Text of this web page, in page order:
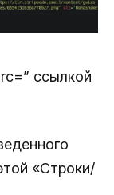
ссылкой
«Строки/